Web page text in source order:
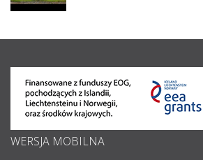
WERSJA MOBILNA